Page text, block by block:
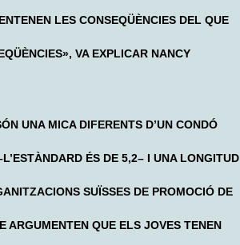
LES CONSEQÜÈNCIES DEL QUE
VA EXPLICAR NANCY
UNA MICA DIFERENTS D’UN CONDÓ
ÉS DE 5,2– I UNA LONGITUD
SUÏSSES DE PROMOCIÓ DE
QUE ELS JOVES TENEN